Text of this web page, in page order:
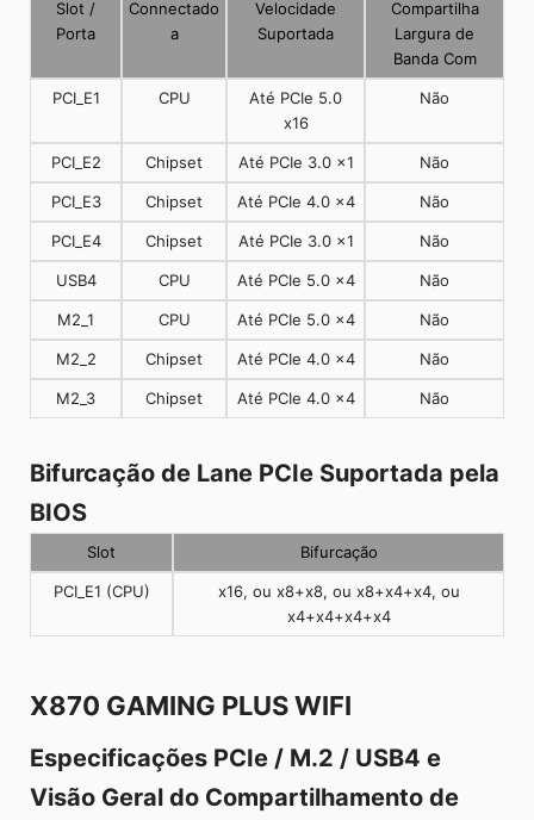
Slot /
Porta
Connectado
a
Velocidade
Suportada
Compartilha
Largura de
Banda Com
PCI_E1 CPU
Até PCIe 5.0
x16
Não
PCI_E2 Chipset Até PCIe 3.0 x1 Não
PCI_E3 Chipset Até PCIe 4.0 x4 Não
PCI_E4 Chipset Até PCIe 3.0 x1 Não
USB4 CPU Até PCIe 5.0 x4 Não
M2_1 CPU Até PCIe 5.0 x4 Não
M2_2 Chipset Até PCIe 4.0 x4 Não
M2_3 Chipset Até PCIe 4.0 x4 Não
Bifurcação de Lane PCIe Suportada pela
BIOS
Slot Bifurcação
PCI_E1 (CPU)
x16, ou x8+x8, ou x8+x4+x4, ou
x4+x4+x4+x4
X870 GAMING PLUS WIFI
Especificações PCIe / M.2 / USB4 e
Visão Geral do Compartilhamento de